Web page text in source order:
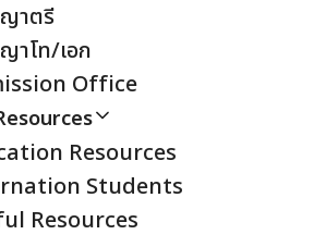
าตรี
าโท/เอก
Office
Resources
Students
Resources